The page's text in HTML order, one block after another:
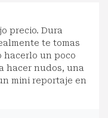
precio. Dura
te tomas
hacerlo un poco
hacer nudos, una
mini reportaje en